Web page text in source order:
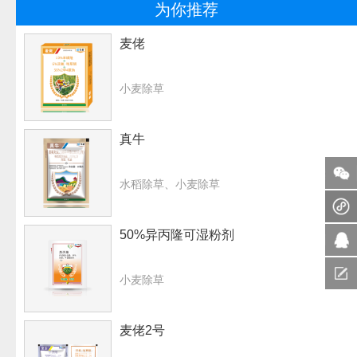
为你推荐
麦佬
小麦除草
真牛
水稻除草、小麦除草
50%异丙隆可湿粉剂
小麦除草
麦佬2号